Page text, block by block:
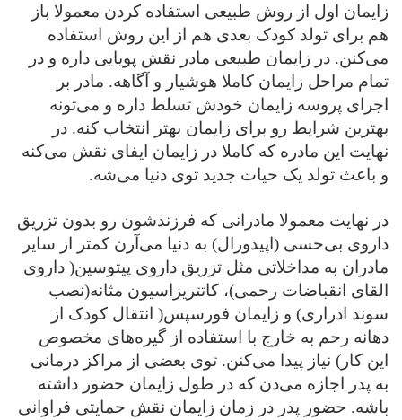
زایمان اول از روش طبیعی استفاده کردن معمولا باز
هم برای تولد کودک بعدی هم از این روش استفاده
می‌کنن. در زایمان طبیعی مادر نقش پویایی داره و در
تمام مراحل زایمان کاملا هوشیار و آگاهه. مادر بر
اجرای پروسه زایمان خودش تسلط داره و می‌تونه
بهترین شرایط رو برای زایمان بهتر انتخاب کنه. در
نهایت این مادره که کاملا در زایمان ایفای نقش می‌کنه
و باعث تولد یک حیات جدید توی دنیا می‌شه.
در نهایت معمولا مادرانی که فرزندشون رو بدون تزریق
داروی بی‌حسی (اپیدورال) به دنیا می‌آرن کمتر از سایر
مادران به مداخلاتی مثل تزریق داروی پیتوسین( داروی
القای انقباضات رحمی)، کاتتریزاسیون مثانه(نصب
سوند ادراری) و زایمان فورسپس( انتقال کودک از
دهانه رحم به خارج با استفاده از گیره‌های مخصوص
این کار) نیاز پیدا می‌کنن. توی بعضی از مراکز درمانی
به پدر اجازه می‌دن که در طول زایمان حضور داشته
باشه. حضور پدر در زمان زایمان نقش حمایتی فراوانی